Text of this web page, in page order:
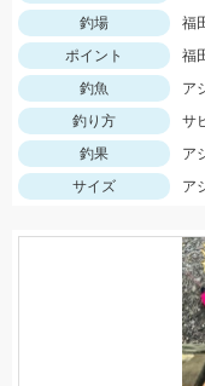
釣場
福
ポイント
福
釣魚
ア
釣り方
サ
釣果
ア
サイズ
ア